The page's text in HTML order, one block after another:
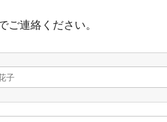
ご連絡ください。